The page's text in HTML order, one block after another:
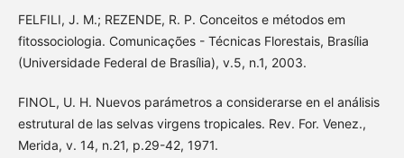
FELFILI, J. M.; REZENDE, R. P. Conceitos e métodos em
fitossociologia. Comunicações - Técnicas Florestais, Brasília
(Universidade Federal de Brasília), v.5, n.1, 2003.
FINOL, U. H. Nuevos parámetros a considerarse en el análisis
estrutural de las selvas virgens tropicales. Rev. For. Venez.,
Merida, v. 14, n.21, p.29-42, 1971.